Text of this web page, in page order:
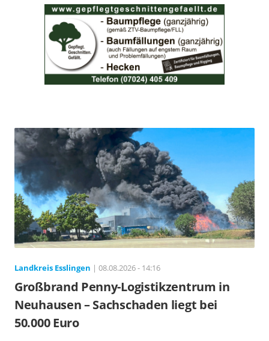
Landkreis Esslingen | 08.08.2026 - 14:16
Großbrand Penny-Logistikzentrum in
Neuhausen – Sachschaden liegt bei
50.000 Euro